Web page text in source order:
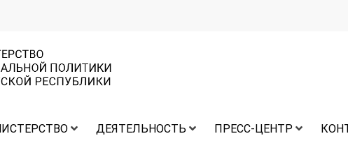
ДЕЯТЕЛЬНОСТЬ ПРЕСС-ЦЕНТР